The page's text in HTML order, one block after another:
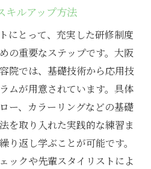
キルアップ方法
にとって、充実した研修制度
の重要なステップです。大阪
院では、基礎技術から応用技
ムが用意されています。具体
ー、カラーリングなどの基礎
を取り入れた実践的な練習ま
り返し学ぶことが可能です。
ックや先輩スタイリストによ